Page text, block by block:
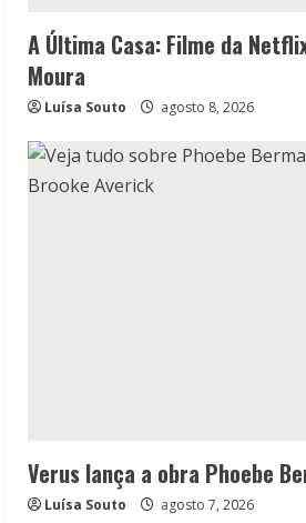
A Última Casa: Filme da
Moura
Luísa Souto agosto 8, 2026
Verus lança a obra Phoebe
Luísa Souto agosto 7, 2026